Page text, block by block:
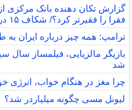
گزارش تکان‌ دهنده بانک مرکزی
فقرا را فقیرتر کرد؟/ شکاف ۱۵ درصدی تورم میان فقیر و غنی
ترامپ: همه چیز درباره ایران
بازیگر مالزیایی، فیلمساز سال
شد
چرا مغز در هنگام خواب، انرژی
لیونل مسی چگونه میلیاردر شد؟